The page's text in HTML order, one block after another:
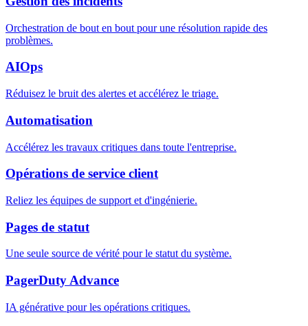
Orchestration de bout en bout pour une résolution rapide des
problèmes.
AIOps
Réduisez le bruit des alertes et accélérez le triage.
Automatisation
Accélérez les travaux critiques dans toute l'entreprise.
Opérations de service client
Reliez les équipes de support et d'ingénierie.
Pages de statut
Une seule source de vérité pour le statut du système.
PagerDuty Advance
IA générative pour les opérations critiques.